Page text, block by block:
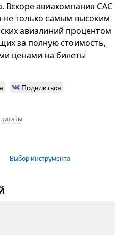
Вскоре авиакомпания САС
не только самым высоким
авиалиний процентом
за полную стоимость,
ценами на билеты
Поделиться
цитаты
Выбор инструмента